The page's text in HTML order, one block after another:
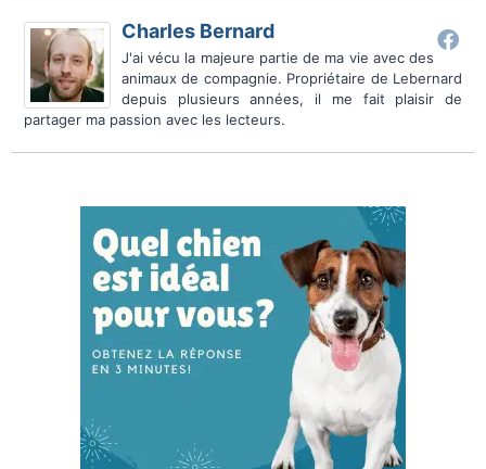
Charles Bernard
J'ai vécu la majeure partie de ma vie avec des
animaux de compagnie. Propriétaire de Lebernard
depuis plusieurs années, il me fait plaisir de
partager ma passion avec les lecteurs.